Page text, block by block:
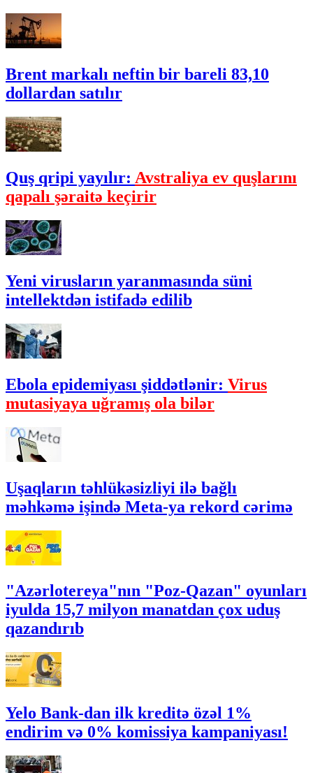
Brent markalı neftin bir bareli 83,10
dollardan satılır
Quş qripi yayılır: Avstraliya ev quşlarını
qapalı şəraitə keçirir
Yeni virusların yaranmasında süni
intellektdən istifadə edilib
Ebola epidemiyası şiddətlənir: Virus
mutasiyaya uğramış ola bilər
Uşaqların təhlükəsizliyi ilə bağlı
məhkəmə işində Meta-ya rekord cərimə
"Azərlotereya"nın "Poz-Qazan" oyunları
iyulda 15,7 milyon manatdan çox uduş
qazandırıb
Yelo Bank-dan ilk kreditə özəl 1%
endirim və 0% komissiya kampaniyası!